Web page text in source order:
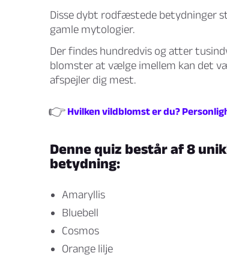
Disse dybt rodfæstede betydninger
gamle mytologier.
Der findes hundredvis og atter
blomster at vælge imellem kan det
afspejler dig mest.
👉 Hvilken vildblomst er du?
Denne quiz består af 8
betydning:
Amaryllis
Bluebell
Cosmos
Orange lilje